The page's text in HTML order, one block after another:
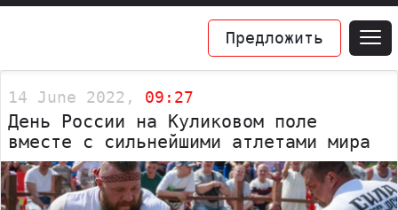
Предложить
14 June 2022, 09:27
День России на Куликовом поле
вместе с сильнейшими атлетами мира